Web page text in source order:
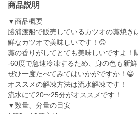
商品説明
▼商品概要
勝浦渡船で販売しているカツオの藁焼き
鮮なカツオで美味しいです！😊
藁の香りがしてとても美味しいですよ！
-60度で急速冷凍するため、身の色も新鮮
ぜひ一度たべてみてはいかがですか！😁
オススメの解凍方法は流水解凍です！
流水にて20〜25分がオススメです！
▼数量、分量の目安